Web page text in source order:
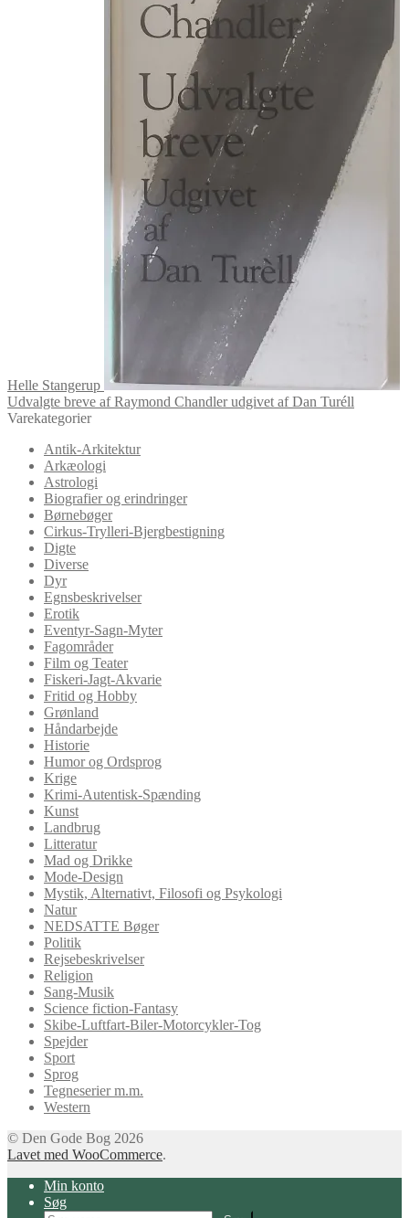
Helle Stangerup
Udvalgte breve af Raymond Chandler udgivet af Dan Turéll
Varekategorier
Antik-Arkitektur
Arkæologi
Astrologi
Biografier og erindringer
Børnebøger
Cirkus-Trylleri-Bjergbestigning
Digte
Diverse
Dyr
Egnsbeskrivelser
Erotik
Eventyr-Sagn-Myter
Fagområder
Film og Teater
Fiskeri-Jagt-Akvarie
Fritid og Hobby
Grønland
Håndarbejde
Historie
Humor og Ordsprog
Krige
Krimi-Autentisk-Spænding
Kunst
Landbrug
Litteratur
Mad og Drikke
Mode-Design
Mystik, Alternativt, Filosofi og Psykologi
Natur
NEDSATTE Bøger
Politik
Rejsebeskrivelser
Religion
Sang-Musik
Science fiction-Fantasy
Skibe-Luftfart-Biler-Motorcykler-Tog
Spejder
Sport
Sprog
Tegneserier m.m.
Western
© Den Gode Bog 2026
Lavet med WooCommerce.
Min konto
Søg